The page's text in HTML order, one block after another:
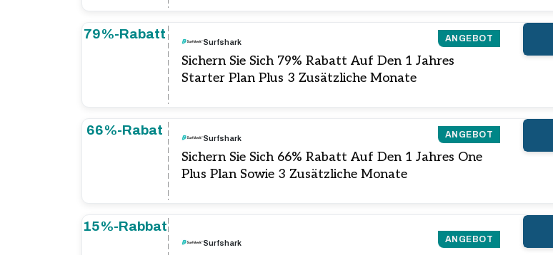
79%-Rabatt ANGEBOT
Surfshark
Sichern Sie Sich 79% Rabatt Auf Den 1 Jahres
Starter Plan Plus 3 Zusätzliche Monate
66%-Rabat ANGEBOT
Surfshark
Sichern Sie Sich 66% Rabatt Auf Den 1 Jahres One
Plus Plan Sowie 3 Zusätzliche Monate
15%-Rabbat
ANGEBOT
Surfshark